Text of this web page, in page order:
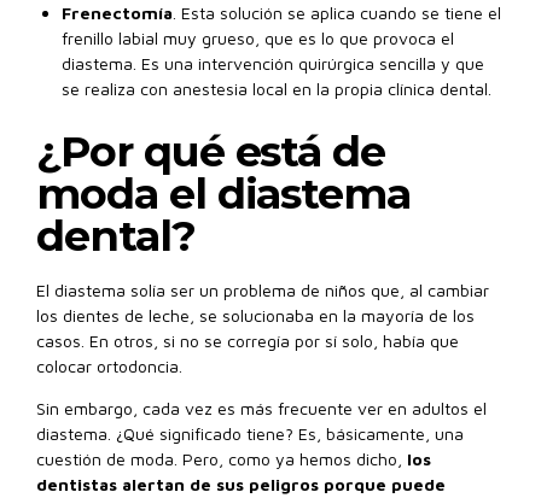
Frenectomía . Esta solución se aplica cuando se tiene el
frenillo labial muy grueso, que es lo que provoca el
diastema. Es una intervención quirúrgica sencilla y que
se realiza con anestesia local en la propia clínica dental.
¿Por qué está de
moda el diastema
dental?
El diastema solía ser un problema de niños que, al cambiar
los dientes de leche, se solucionaba en la mayoría de los
casos. En otros, si no se corregía por sí solo, había que
colocar ortodoncia.
Sin embargo, cada vez es más frecuente ver en adultos el
diastema. ¿Qué significado tiene? Es, básicamente, una
cuestión de moda. Pero, como ya hemos dicho, los
dentistas alertan de sus peligros porque puede